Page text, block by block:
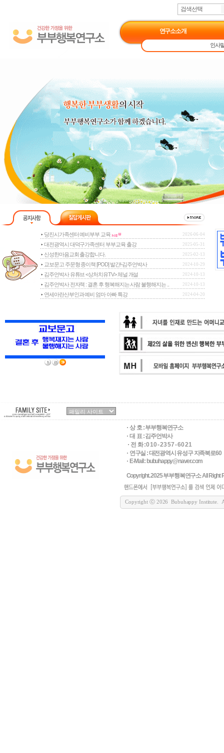
검색선택
연구소소개
인사
당진시가족센터 예비부부 교육 2026-06-04
대전광역시 대덕구가족센터 부부교육 출강 2025-05-31
신성한마음교회 출강합니다. 2025-02-13
교보문고 주문형 종이책 [POD] 발간!-김주언박사 2024-10-29
김주언박사 유튜브 <상처치유TV> 체널 개설 2024-10-13
김주언박사 전자책 : 결혼 후 행복해지는 사람 불행해지는 .. 2024-10-13
연세아란산부인과 예비 엄마 아빠 특강 2024-04-20
상 호 :부부행복연구소
대 표 : 김주언박사
전 화 : 0 1 0 - 2 3 5 7 - 6 0 2 1
연구실 : 대전광역시 유성구 지족북로60
E-Mail : bubuhappy@naver.com
Copyright. 2025 부부행복연구소 All Right
Copyright ⓒ 2026 Bubuhappy Institute.